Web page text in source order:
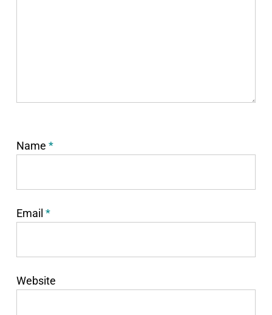
Name *
Email *
Website